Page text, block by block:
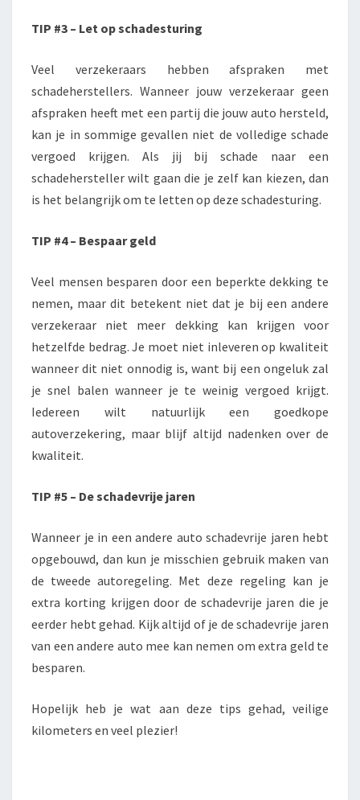
TIP #3 – Let op schadesturing
Veel verzekeraars hebben afspraken met
schadeherstellers. Wanneer jouw verzekeraar geen
afspraken heeft met een partij die jouw auto hersteld,
kan je in sommige gevallen niet de volledige schade
vergoed krijgen. Als jij bij schade naar een
schadehersteller wilt gaan die je zelf kan kiezen, dan
is het belangrijk om te letten op deze schadesturing.
TIP #4 – Bespaar geld
Veel mensen besparen door een beperkte dekking te
nemen, maar dit betekent niet dat je bij een andere
verzekeraar niet meer dekking kan krijgen voor
hetzelfde bedrag. Je moet niet inleveren op kwaliteit
wanneer dit niet onnodig is, want bij een ongeluk zal
je snel balen wanneer je te weinig vergoed krijgt.
Iedereen wilt natuurlijk een goedkope
autoverzekering, maar blijf altijd nadenken over de
kwaliteit.
TIP #5 – De schadevrije jaren
Wanneer je in een andere auto schadevrije jaren hebt
opgebouwd, dan kun je misschien gebruik maken van
de tweede autoregeling. Met deze regeling kan je
extra korting krijgen door de schadevrije jaren die je
eerder hebt gehad. Kijk altijd of je de schadevrije jaren
van een andere auto mee kan nemen om extra geld te
besparen.
Hopelijk heb je wat aan deze tips gehad, veilige
kilometers en veel plezier!